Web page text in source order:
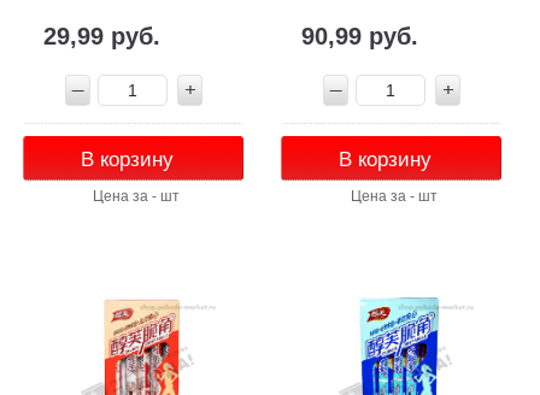
29,99 руб.
В корзину
Цена за - шт
90,99 руб.
В корзину
Цена за - шт